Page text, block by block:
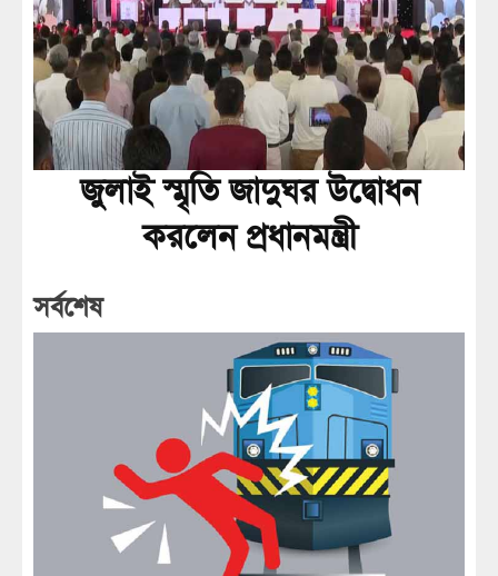
জুলাই স্মৃতি জাদুঘর উদ্বোধন
করলেন প্রধানমন্ত্রী
সর্বশেষ